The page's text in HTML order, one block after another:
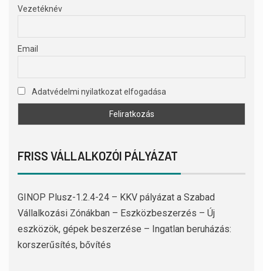
Vezetéknév
Email
Adatvédelmi nyilatkozat elfogadása
FRISS VÁLLALKOZÓI PÁLYÁZAT
GINOP Plusz-1.2.4-24 – KKV pályázat a Szabad
Vállalkozási Zónákban – Eszközbeszerzés – Új
eszközök, gépek beszerzése – Ingatlan beruházás:
korszerűsítés, bővítés